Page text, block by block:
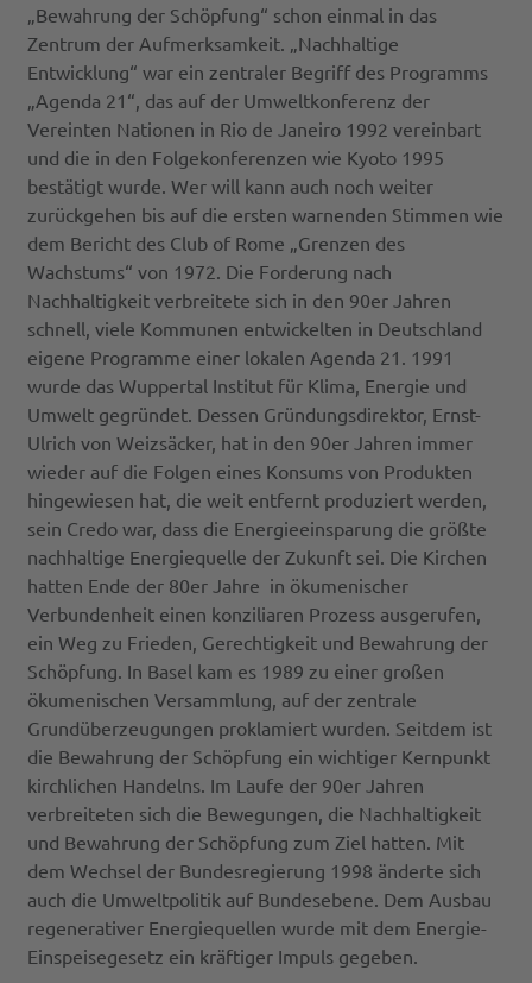
„Bewahrung der Schöpfung“ schon einmal in das
Zentrum der Aufmerksamkeit. „Nachhaltige
Entwicklung“ war ein zentraler Begriff des Programms
„Agenda 21“, das auf der Umweltkonferenz der
Vereinten Nationen in Rio de Janeiro 1992 vereinbart
und die in den Folgekonferenzen wie Kyoto 1995
bestätigt wurde. Wer will kann auch noch weiter
zurückgehen bis auf die ersten warnenden Stimmen wie
dem Bericht des Club of Rome „Grenzen des
Wachstums“ von 1972. Die Forderung nach
Nachhaltigkeit verbreitete sich in den 90er Jahren
schnell, viele Kommunen entwickelten in Deutschland
eigene Programme einer lokalen Agenda 21. 1991
wurde das Wuppertal Institut für Klima, Energie und
Umwelt gegründet. Dessen Gründungsdirektor, Ernst-
Ulrich von Weizsäcker, hat in den 90er Jahren immer
wieder auf die Folgen eines Konsums von Produkten
hingewiesen hat, die weit entfernt produziert werden,
sein Credo war, dass die Energieeinsparung die größte
nachhaltige Energiequelle der Zukunft sei. Die Kirchen
hatten Ende der 80er Jahre in ökumenischer
Verbundenheit einen konziliaren Prozess ausgerufen,
ein Weg zu Frieden, Gerechtigkeit und Bewahrung der
Schöpfung. In Basel kam es 1989 zu einer großen
ökumenischen Versammlung, auf der zentrale
Grundüberzeugungen proklamiert wurden. Seitdem ist
die Bewahrung der Schöpfung ein wichtiger Kernpunkt
kirchlichen Handelns. Im Laufe der 90er Jahren
verbreiteten sich die Bewegungen, die Nachhaltigkeit
und Bewahrung der Schöpfung zum Ziel hatten. Mit
dem Wechsel der Bundesregierung 1998 änderte sich
auch die Umweltpolitik auf Bundesebene. Dem Ausbau
regenerativer Energiequellen wurde mit dem Energie-
Einspeisegesetz ein kräftiger Impuls gegeben.